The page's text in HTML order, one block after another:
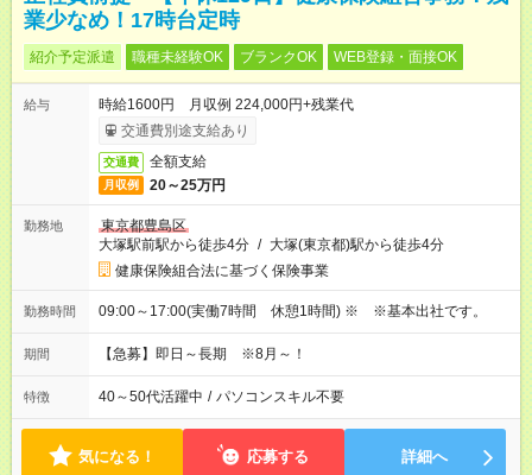
業少なめ！17時台定時
紹介予定派遣 職種未経験OK ブランクOK WEB登録・面接OK
給与
時給1600円 月収例 224,000円+残業代
交通費別途支給あり
交通費 全額支給
月収例 20～25万円
勤務地
東京都豊島区
大塚駅前駅から徒歩4分 / 大塚(東京都)駅から徒歩4分
健康保険組合法に基づく保険事業
勤務時間 09:00～17:00(実働7時間 休憩1時間) ※ ※基本出社です。
期間 【急募】即日～長期 ※8月～！
特徴 40～50代活躍中 / パソコンスキル不要
気になる！ 応募する 詳細へ